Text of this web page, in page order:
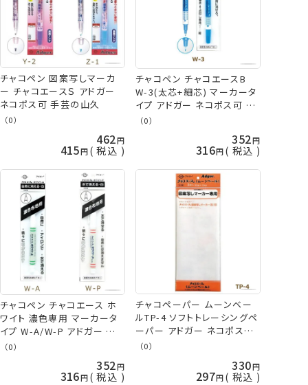
チャコペン 図案写しマーカ
ー チャコエースＳ アドガー
ネコポス可 手芸の山久
（0）
462
415 税込
チャコペン チャコエースB
W-3(太芯+細芯) マーカータ
イプ アドガー ネコポス可 手
芸の山久
（0）
352
316 税込
チャコペン チャコエース ホ
ワイト 濃色専用 マーカータ
イプ W-A/W-P アドガー ネコ
ポス可 手芸の山久
（0）
352
316 税込
チャコペーパー ムーンベー
ルTP-4 ソフトトレーシングペ
ーパー アドガー ネコポス可
手芸の山久
（0）
330
297 税込